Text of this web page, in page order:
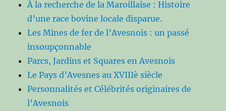
À la recherche de la Maroillaise : Histoire
d’une race bovine locale disparue.
Les Mines de fer de l’Avesnois : un passé
insoupçonnable
Parcs, Jardins et Squares en Avesnois
Le Pays d’Avesnes au XVIIIè siècle
Personnalités et Célébrités originaires de
l’Avesnois